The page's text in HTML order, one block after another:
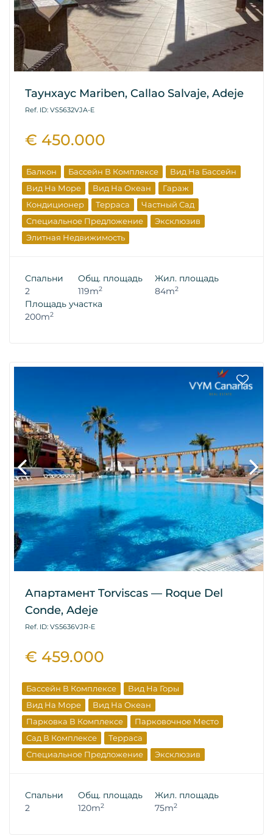
Таунхаус Mariben, Callao Salvaje, Adeje
Ref. ID: VS5632VJA-E
€ 450.000
Балкон Бассейн В Комплексе
Вид На Бассейн
Вид На Море
Вид На Океан
Гараж
Кондиционер
Терраса
Частный Сад
Специальное Предложение
Эксклюзив
Элитная Недвижимость
Спальни
2
Общ. площадь
119m2
Жил. площадь
84m2
Площадь участка
200m2
Апартамент Torviscas — Roque Del
Conde, Adeje
Ref. ID: VS5636VJR-E
€ 459.000
Бассейн В Комплексе
Вид На Горы
Вид На Море
Вид На Океан
Парковка В Комплексе
Парковочное Место
Сад В Комплексе
Терраса
Специальное Предложение
Эксклюзив
Спальни
2
Общ. площадь
120m2
Жил. площадь
75m2